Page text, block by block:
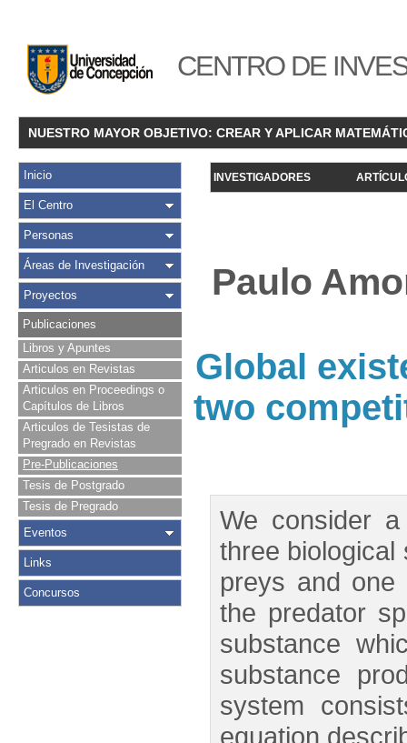
CENTRO DE
NUESTRO MAYOR OBJETIVO: CREAR Y APLICAR
Inicio
El Centro
Personas
Áreas de Investigación
Proyectos
Publicaciones
Libros y Apuntes
Articulos en Revistas
Articulos en Proceedings o
Capítulos de Libros
Articulos de Tesistas de
Pregrado en Revistas
Pre-Publicaciones
Tesis de Postgrado
Tesis de Pregrado
Eventos
Links
Concursos
INVESTIGADORES
Paulo
Global
two
We consider
three biological
preys and one
the predator
substance
substance
system
equation